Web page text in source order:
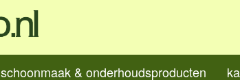
schoonmaak & onderhoudsproducten